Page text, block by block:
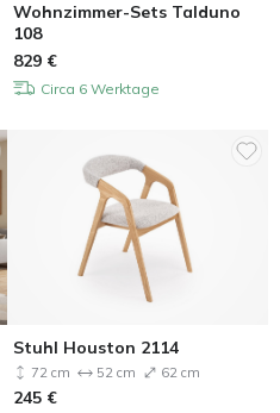
Wohnzimmer-Sets Talduno
108
829 €
Circa 6 Werktage
Stuhl Houston 2114
72 cm 52 cm 62 cm
245 €